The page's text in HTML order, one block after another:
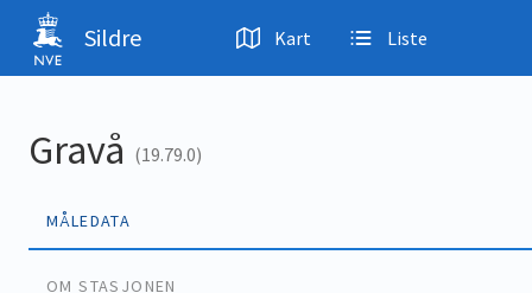
Hopp til hovedinnhold
Sildre Kart Liste
Gravå (19.79.0)
MÅLEDATA
OM STASJONEN